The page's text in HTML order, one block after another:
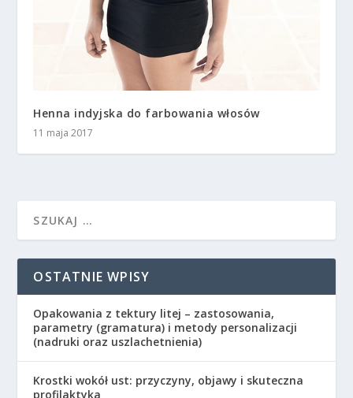
Henna indyjska do farbowania włosów
11 maja 2017
OSTATNIE WPISY
Opakowania z tektury litej – zastosowania,
parametry (gramatura) i metody personalizacji
(nadruki oraz uszlachetnienia)
Krostki wokół ust: przyczyny, objawy i skuteczna
profilaktyka